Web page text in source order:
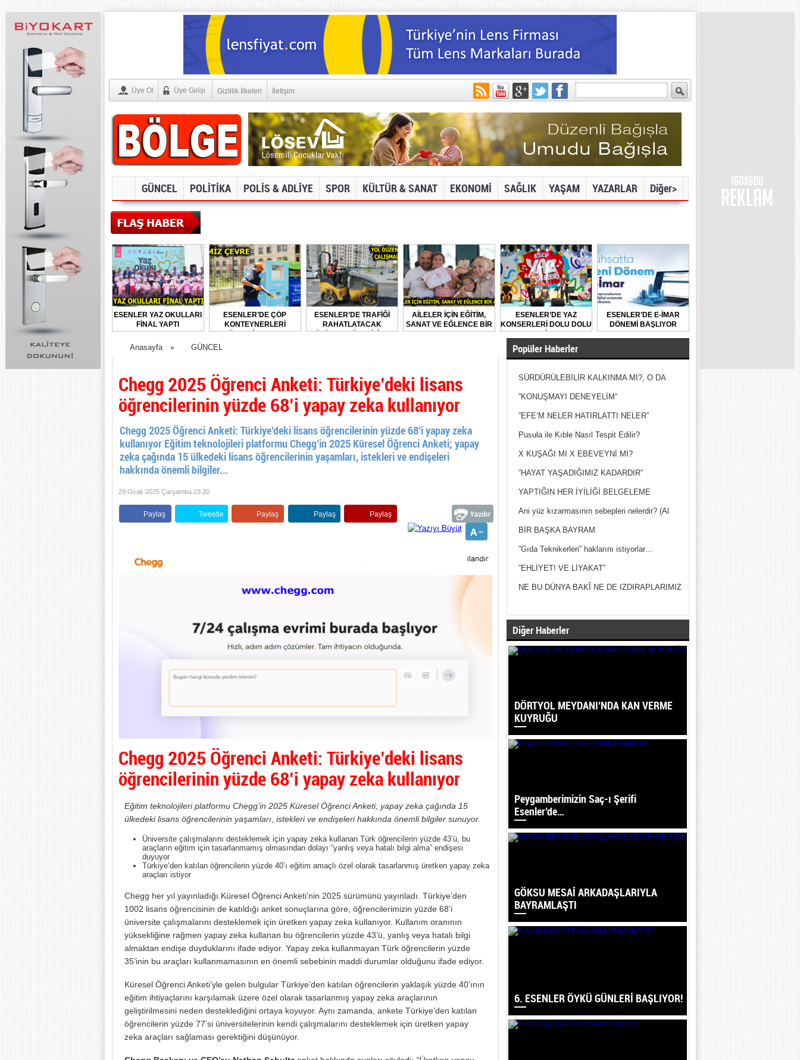
Üye Ol Üye Girişi Gizlilik İlkeleri İletişim
GÜNCEL POLİTİKA POLİS & ADLİYE SPOR KÜLTÜR & SANAT EKONOMİ SAĞLIK YAŞAM YAZARLAR Diğer>
ESENLER YAZ OKULLARI
FİNAL YAPTI
ESENLER’DE ÇÖP
KONTEYNERLERİ
DÜZENLİ OLARAK
DEZENFEKTE EDİLİYOR
ESENLER’DE TRAFİĞİ
RAHATLATACAK
ÇÖZÜMLER ÜRETİLİYOR
AİLELER İÇİN EĞİTİM,
SANAT VE EĞLENCE BİR
ARADA
ESENLER’DE YAZ
KONSERLERİ DOLU DOLU
GEÇİYOR
ESENLER’DE E-İMAR
DÖNEMİ BAŞLIYOR
Anasayfa » GÜNCEL
Chegg 2025 Öğrenci Anketi: Türkiye’deki lisans
öğrencilerinin yüzde 68’i yapay zeka kullanıyor
Chegg 2025 Öğrenci Anketi: Türkiye’deki lisans öğrencilerinin yüzde 68’i yapay zeka
kullanıyor Eğitim teknolojileri platformu Chegg’in 2025 Küresel Öğrenci Anketi; yapay
zeka çağında 15 ülkedeki lisans öğrencilerinin yaşamları, istekleri ve endişeleri
hakkında önemli bilgiler...
29 Ocak 2025 Çarşamba 23:20
Paylaş Tweetle Paylaş Paylaş Paylaş
Chegg 2025 Öğrenci Anketi: Türkiye’deki lisans
öğrencilerinin yüzde 68’i yapay zeka kullanıyor
Eğitim teknolojileri platformu Chegg’in 2025 Küresel Öğrenci Anketi; yapay zeka çağında 15
ülkedeki lisans öğrencilerinin yaşamları, istekleri ve endişeleri hakkında önemli bilgiler sunuyor.
Üniversite çalışmalarını desteklemek için yapay zeka kullanan Türk öğrencilerin yüzde 43’ü, bu
araçların eğitim için tasarlanmamış olmasından dolayı “yanlış veya hatalı bilgi alma” endişesi
duyuyor
Türkiye’den katılan öğrencilerin yüzde 40’ı eğitim amaçlı özel olarak tasarlanmış üretken yapay zeka
araçları istiyor
Chegg her yıl yayınladığı Küresel Öğrenci Anketi’nin 2025 sürümünü yayınladı. Türkiye’den
1002 lisans öğrencisinin de katıldığı anket sonuçlarına göre, öğrencilerimizin yüzde 68’i
üniversite çalışmalarını desteklemek için üretken yapay zeka kullanıyor. Kullanım oranının
yüksekliğine rağmen yapay zeka kullanan bu öğrencilerin yüzde 43’ü, yanlış veya hatalı bilgi
almaktan endişe duyduklarını ifade ediyor. Yapay zeka kullanmayan Türk öğrencilerin yüzde
35’inin bu araçları kullanmamasının en önemli sebebinin maddi durumlar olduğunu ifade ediyor.
Küresel Öğrenci Anketi’yle gelen bulgular Türkiye’den katılan öğrencilerin yaklaşık yüzde 40’ının
eğitim ihtiyaçlarını karşılamak üzere özel olarak tasarlanmış yapay zeka araçlarının
geliştirilmesini neden desteklediğini ortaya koyuyor. Aynı zamanda, ankete Türkiye’den katılan
öğrencilerin yüzde 77’si üniversitelerinin kendi çalışmalarını desteklemek için üretken yapay
zeka araçları sağlaması gerektiğini düşünüyor.
Popüler Haberler
SÜRDÜRÜLEBİLİR KALKINMA MI?, O DA
NEYMİŞ?
”KONUŞMAYI DENEYELİM”
”EFE’M NELER HATIRLATTI NELER”
Pusula ile Kıble Nasıl Tespit Edilir?
X KUŞAĞI MI X EBEVEYNİ Mİ?
”HAYAT YAŞADIĞIMIZ KADARDIR”
YAPTIĞIN HER İYİLİĞİ BELGELEME
Ani yüz kızarmasının sebepleri nelerdir? (Al
Yanak)
BİR BAŞKA BAYRAM
”Gıda Teknikerleri” haklarını istiyorlar…
”EHLİYET! VE LİYAKAT”
NE BU DÜNYA BAKÎ NE DE IZDIRAPLARIMIZ
Diğer Haberler
DÖRTYOL MEYDANI’NDA KAN VERME
KUYRUĞU
Peygamberimizin Saç-ı Şerifi
Esenler’de…
GÖKSU MESAİ ARKADAŞLARIYLA
BAYRAMLAŞTI
6. ESENLER ÖYKÜ GÜNLERİ BAŞLIYOR!